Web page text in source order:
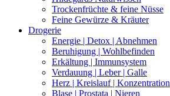
Trockenfrüchte & feine Nüsse
Feine Gewürze & Kräuter
Drogerie
Energie | Detox | Abnehmen
Beruhigung | Wohlbefinden
Erkältung | Immunsystem
Verdauung | Leber | Galle
Herz | Kreislauf | Konzentration
Blase | Prostata | Nieren